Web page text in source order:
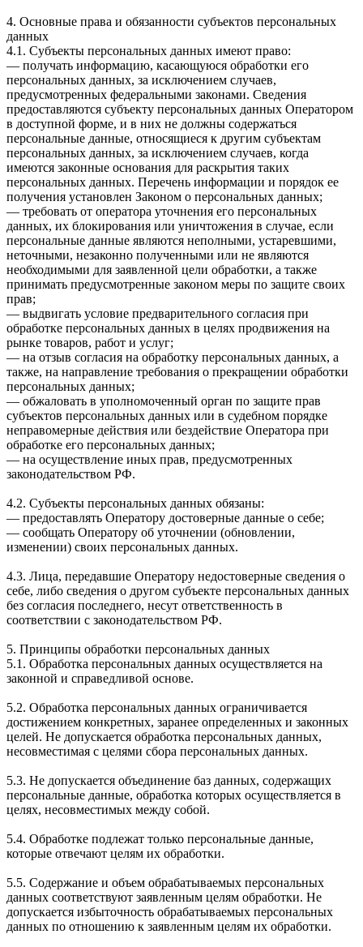
4. Основные права и обязанности субъектов персональных
данных
4.1. Субъекты персональных данных имеют право:
— получать информацию, касающуюся обработки его
персональных данных, за исключением случаев,
предусмотренных федеральными законами. Сведения
предоставляются субъекту персональных данных Оператором
в доступной форме, и в них не должны содержаться
персональные данные, относящиеся к другим субъектам
персональных данных, за исключением случаев, когда
имеются законные основания для раскрытия таких
персональных данных. Перечень информации и порядок ее
получения установлен Законом о персональных данных;
— требовать от оператора уточнения его персональных
данных, их блокирования или уничтожения в случае, если
персональные данные являются неполными, устаревшими,
неточными, незаконно полученными или не являются
необходимыми для заявленной цели обработки, а также
принимать предусмотренные законом меры по защите своих
прав;
— выдвигать условие предварительного согласия при
обработке персональных данных в целях продвижения на
рынке товаров, работ и услуг;
— на отзыв согласия на обработку персональных данных, а
также, на направление требования о прекращении обработки
персональных данных;
— обжаловать в уполномоченный орган по защите прав
субъектов персональных данных или в судебном порядке
неправомерные действия или бездействие Оператора при
обработке его персональных данных;
— на осуществление иных прав, предусмотренных
законодательством РФ.
4.2. Субъекты персональных данных обязаны:
— предоставлять Оператору достоверные данные о себе;
— сообщать Оператору об уточнении (обновлении,
изменении) своих персональных данных.
4.3. Лица, передавшие Оператору недостоверные сведения о
себе, либо сведения о другом субъекте персональных данных
без согласия последнего, несут ответственность в
соответствии с законодательством РФ.
5. Принципы обработки персональных данных
5.1. Обработка персональных данных осуществляется на
законной и справедливой основе.
5.2. Обработка персональных данных ограничивается
достижением конкретных, заранее определенных и законных
целей. Не допускается обработка персональных данных,
несовместимая с целями сбора персональных данных.
5.3. Не допускается объединение баз данных, содержащих
персональные данные, обработка которых осуществляется в
целях, несовместимых между собой.
5.4. Обработке подлежат только персональные данные,
которые отвечают целям их обработки.
5.5. Содержание и объем обрабатываемых персональных
данных соответствуют заявленным целям обработки. Не
допускается избыточность обрабатываемых персональных
данных по отношению к заявленным целям их обработки.